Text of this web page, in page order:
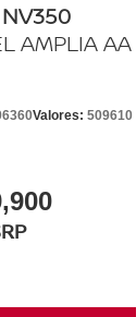
AMPLIA AA
Valores: 509610